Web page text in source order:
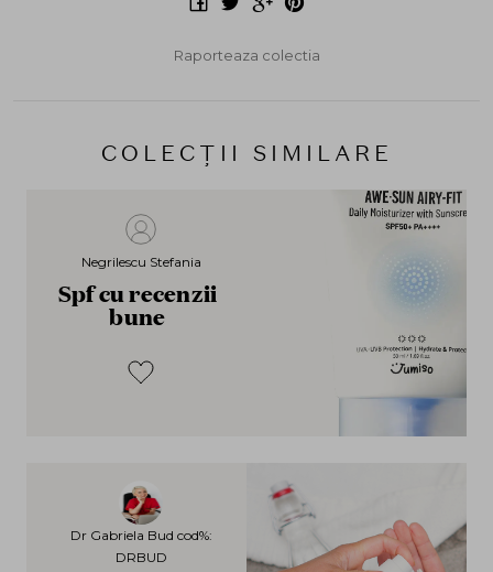
Raporteaza colectia
COLECȚII SIMILARE
Negrilescu Stefania
Spf cu recenzii
bune
Dr Gabriela Bud cod%:
DRBUD